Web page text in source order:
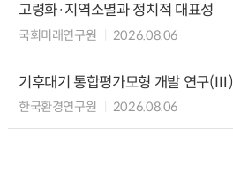
고령화·지역소멸과 정치적 대표성
국회미래연구원 2026.08.06
기후대기 통합평가모형 개발 연구(Ⅲ)
한국환경연구원 2026.08.06